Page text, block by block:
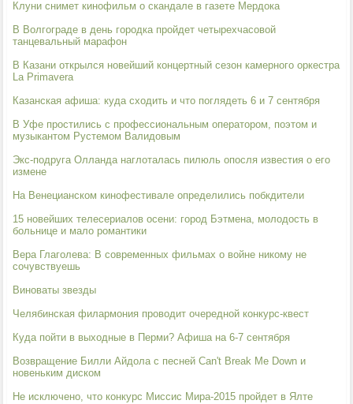
Клуни снимет кинофильм о скандале в газете Мердока
В Волгограде в день городка пройдет четырехчасовой
танцевальный марафон
В Казани открылся новейший концертный сезон камерного оркестра
La Primavera
Казанская афиша: куда сходить и что поглядеть 6 и 7 сентября
В Уфе простились с профессиональным оператором, поэтом и
музыкантом Рустемом Валидовым
Экс-подруга Олланда наглоталась пилюль опосля известия о его
измене
На Венецианском кинофестивале определились побкдители
15 новейших телесериалов осени: город Бэтмена, молодость в
больнице и мало романтики
Вера Глаголева: В современных фильмах о войне никому не
сочувствуешь
Виноваты звезды
Челябинская филармония проводит очередной конкурс-квест
Куда пойти в выходные в Перми? Афиша на 6-7 сентября
Возвращение Билли Айдола с песней Can't Break Me Down и
новеньким диском
Не исключено, что конкурс Миссис Мира-2015 пройдет в Ялте